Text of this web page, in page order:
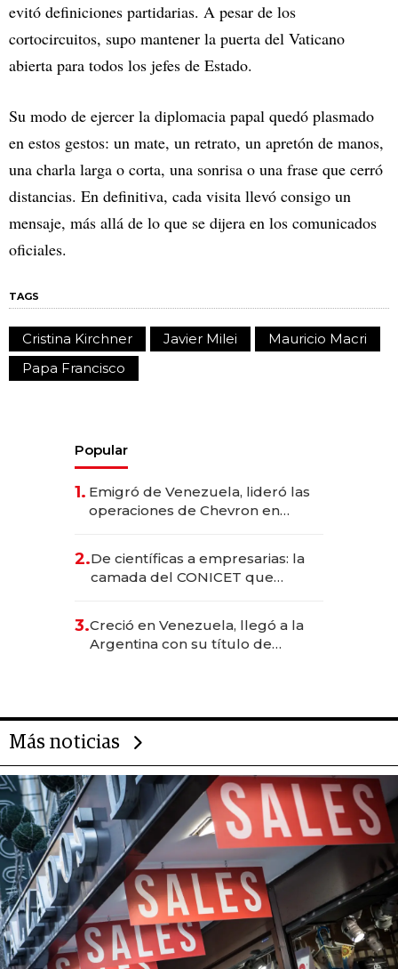
evitó definiciones partidarias. A pesar de los
cortocircuitos, supo mantener la puerta del Vaticano
abierta para todos los jefes de Estado.
Su modo de ejercer la diplomacia papal quedó plasmado
en estos gestos: un mate, un retrato, un apretón de manos,
una charla larga o corta, una sonrisa o una frase que cerró
distancias. En definitiva, cada visita llevó consigo un
mensaje, más allá de lo que se dijera en los comunicados
oficiales.
TAGS
Cristina Kirchner Javier Milei
Mauricio Macri
Papa Francisco
Popular
1. Emigró de Venezuela, lideró las
operaciones de Chevron en
2.De científicas a empresarias: la
camada del CONICET que
3.Creció en Venezuela, llegó a la
Argentina con su título de
Más noticias